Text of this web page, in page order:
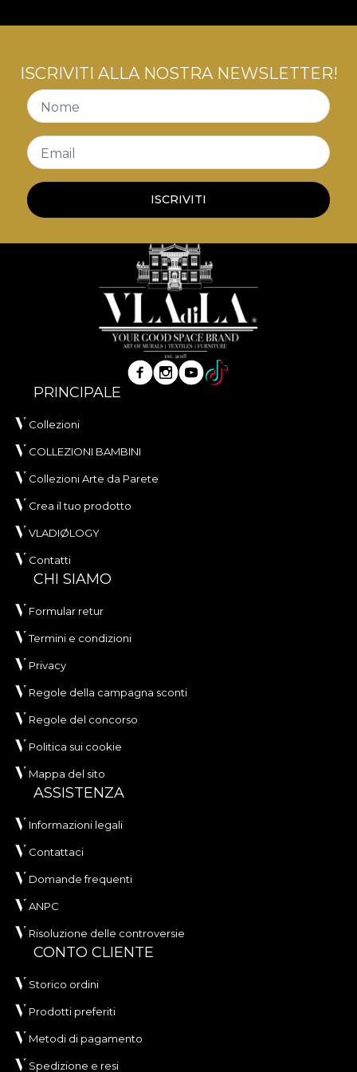
ISCRIVITI ALLA NOSTRA NEWSLETTER!
Nome
Email
ISCRIVITI
PRINCIPALE
Collezioni
COLLEZIONI BAMBINI
Collezioni Arte da Parete
Crea il tuo prodotto
VLADIØLOGY
Contatti
CHI SIAMO
Formular retur
Termini e condizioni
Privacy
Regole della campagna sconti
Regole del concorso
Politica sui cookie
Mappa del sito
ASSISTENZA
Informazioni legali
Contattaci
Domande frequenti
ANPC
Risoluzione delle controversie
CONTO CLIENTE
Storico ordini
Prodotti preferiti
Metodi di pagamento
Spedizione e resi